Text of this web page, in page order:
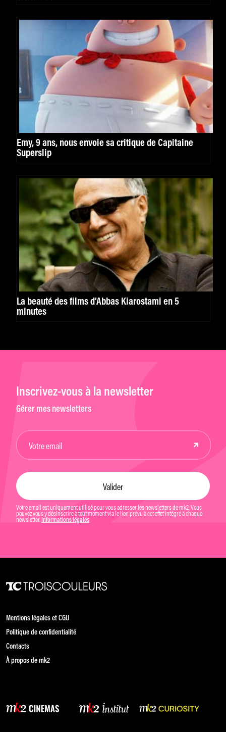
Emy, 9 ans, nous envoie sa critique de Capitaine
Superslip
La beauté des films d’Abbas Kiarostami en 5
minutes
Inscrivez-vous à la newsletter
Gérer mes newsletters
Votre email est uniquement utilisé pour vous adresser les newsletters de mk2. Vous
pouvez vous y désinscrire à tout moment via le lien prévu à cet effet intégré à chaque
newsletter. Informations légales
Mentions légales et CGU
Politique de confidentialité
Contacts
À propos de mk2